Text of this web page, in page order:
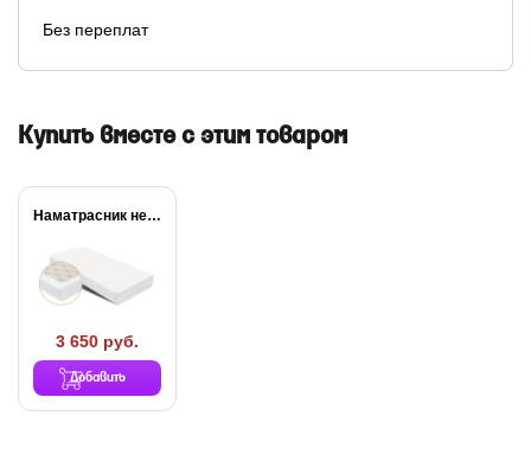
Без переплат
Купить вместе с этим товаром
Наматрасник непромокаемый Dry
3 650 руб.
Добавить